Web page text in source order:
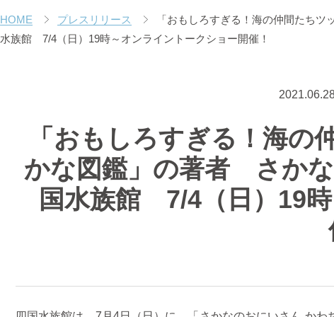
HOME プレスリリース
「おもしろすぎる！海の仲間たち
水族館 7/4（日）19時～オンライントークショー開催！
「おもしろすぎる！海の
かな図鑑」の著者 さか
国水族館 7/4（日）19